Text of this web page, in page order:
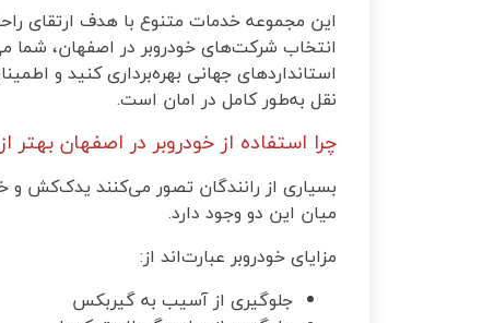
این مجموعه خدمات متنوع با هدف ارتقای
انتخاب شرکت‌های خودروبر در اصفهان، شما
استانداردهای جهانی بهره‌برداری کنید و
نقل به‌طور کامل در امان است.
چرا استفاده از خودروبر در اصفهان
بسیاری از رانندگان تصور می‌کنند یدک‌کش و
میان این دو وجود دارد.
مزایای خودروبر عبارت‌اند از:
جلوگیری از آسیب به گیربکس